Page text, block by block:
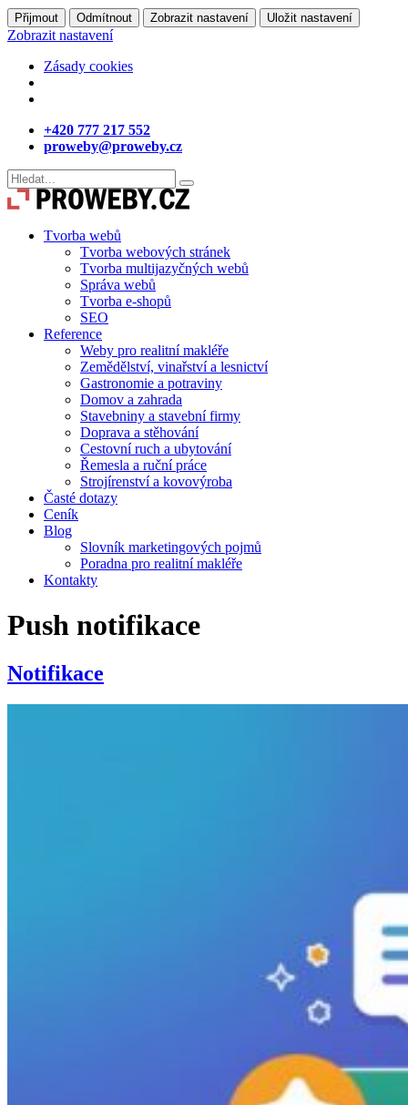
Přijmout Odmítnout Zobrazit nastavení Uložit nastavení
Zobrazit nastavení
Zásady cookies
+420 777 217 552
proweby@proweby.cz
Tvorba webů
Tvorba webových stránek
Tvorba multijazyčných webů
Správa webů
Tvorba e-shopů
SEO
Reference
Weby pro realitní makléře
Zemědělství, vinařství a lesnictví
Gastronomie a potraviny
Domov a zahrada
Stavebniny a stavební firmy
Doprava a stěhování
Cestovní ruch a ubytování
Řemesla a ruční práce
Strojírenství a kovovýroba
Časté dotazy
Ceník
Blog
Slovník marketingových pojmů
Poradna pro realitní makléře
Kontakty
Push notifikace
Notifikace